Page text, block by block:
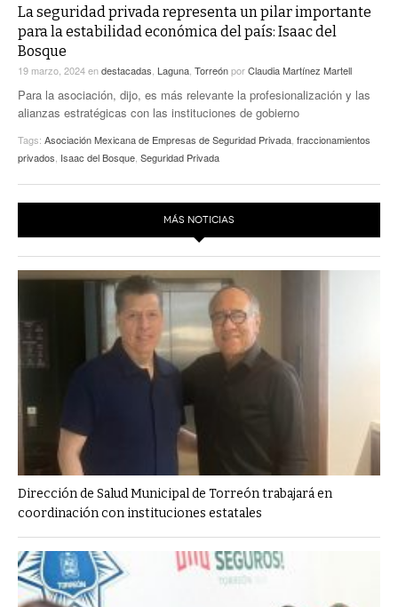
La seguridad privada representa un pilar importante
para la estabilidad económica del país: Isaac del
Bosque
19 marzo, 2024endestacadas Laguna TorreónporClaudia Martínez Martell
Para la asociación, dijo, es más relevante la profesionalización y las
alianzas estratégicas con las instituciones de gobierno
Tags: Asociación Mexicana de Empresas de Seguridad Privada fraccionamientos
privados Isaac del Bosque Seguridad Privada
MÁS NOTICIAS
Dirección de Salud Municipal de Torreón trabajará en
coordinación con instituciones estatales